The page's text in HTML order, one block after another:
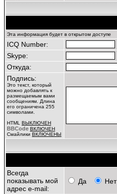
Эта информация будет в открытом доступе
ICQ Number:
Skype:
Откуда:
Подпись:
Это текст, который
можно добавлять к
размещаемым вами
сообщениям. Длина
его ограничена 255
символами.
HTML ВЫКЛЮЧЕН
BBCode ВКЛЮЧЕН
Смайлики ВКЛЮЧЕНЫ
Всегда
показывать мой
адрес e-mail:
Да Нет